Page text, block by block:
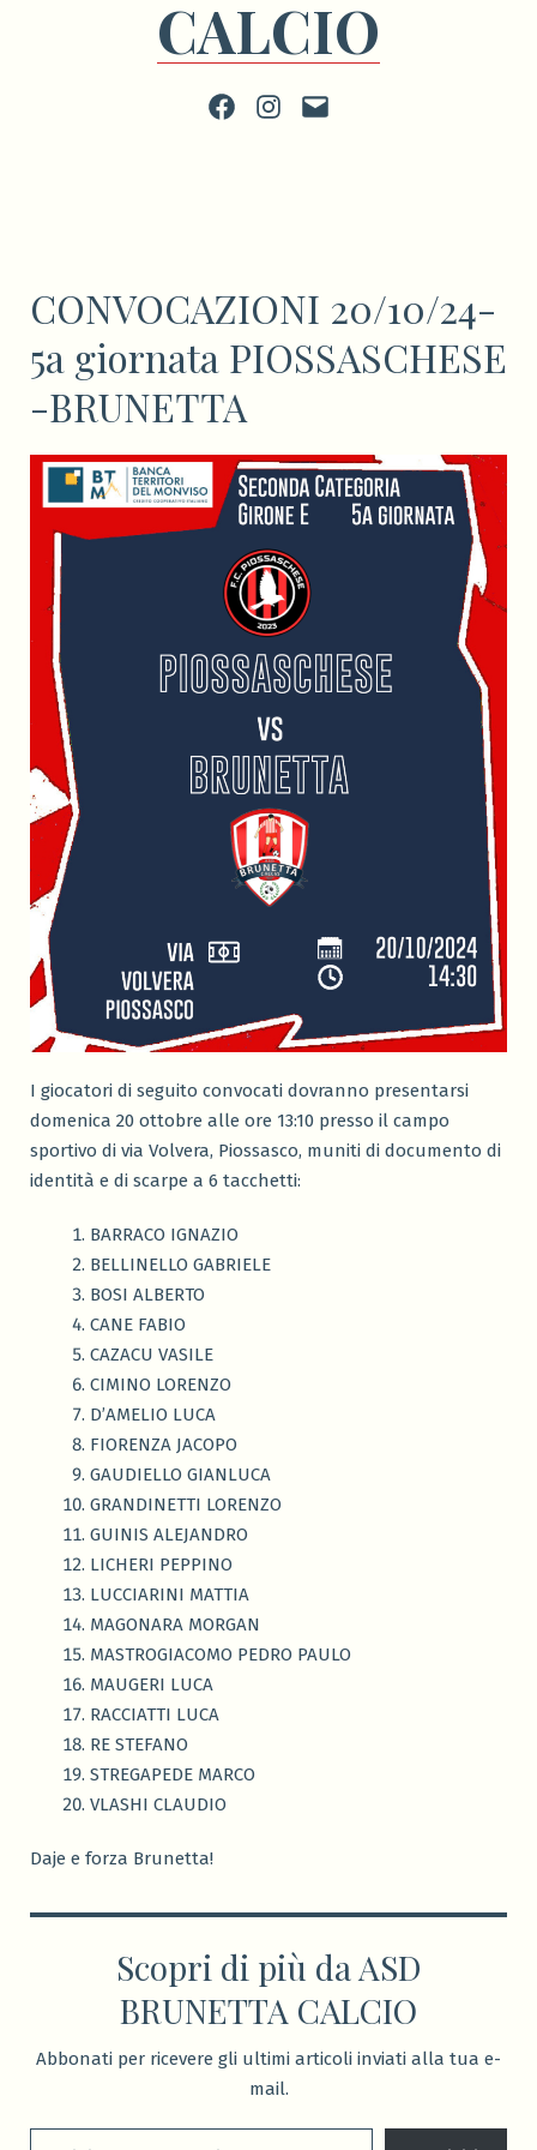
CALCIO
FacebookInstagram
scrivi
CONVOCAZIONI 20/10/24-
5a giornata PIOSSASCHESE
-BRUNETTA
I giocatori di seguito convocati dovranno presentarsi
domenica 20 ottobre alle ore 13:10 presso il campo
sportivo di via Volvera, Piossasco, muniti di documento di
identità e di scarpe a 6 tacchetti:
BARRACO IGNAZIO
BELLINELLO GABRIELE
BOSI ALBERTO
CANE FABIO
CAZACU VASILE
CIMINO LORENZO
D’AMELIO LUCA
FIORENZA JACOPO
GAUDIELLO GIANLUCA
GRANDINETTI LORENZO
GUINIS ALEJANDRO
LICHERI PEPPINO
LUCCIARINI MATTIA
MAGONARA MORGAN
MASTROGIACOMO PEDRO PAULO
MAUGERI LUCA
RACCIATTI LUCA
RE STEFANO
STREGAPEDE MARCO
VLASHI CLAUDIO
Daje e forza Brunetta!
Scopri di più da ASD
BRUNETTA CALCIO
Abbonati per ricevere gli ultimi articoli inviati alla tua e-
mail.
Digita la tua e-mail...